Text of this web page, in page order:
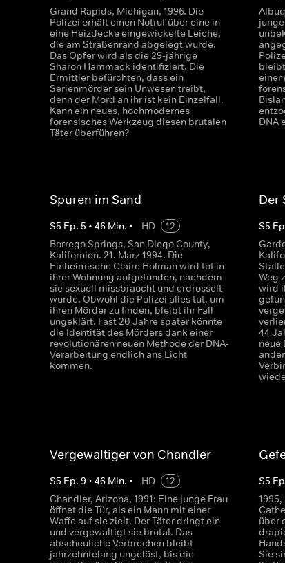
Grand Rapids, Michigan, 1996. Die
Polizei erhält einen Notruf über eine in
eine Heizdecke eingewickelte Leiche,
die am Straßenrand abgelegt wurde.
Das Opfer wird als die 29-jährige
Sharon Hammack identifiziert. Die
Ermittler befürchten, dass ein
Serienmörder sein Unwesen treibt,
denn der Mord an ihr ist kein Einzelfall.
Kann ein neues, hochmodernes
forensisches Werkzeug diesen brutalen
Täter überführen?
einer
DNA
Spuren im Sand
S5 Ep. 5 • 46 Min. • HD
12
Borrego Springs, San Diego County,
Kalifornien. 21. März 1994. Die
Einheimische Claire Holman wird tot in
ihrer Wohnung aufgefunden, nachdem
sie sexuell missbraucht und erdrosselt
wurde. Obwohl die Polizei alles tut, um
ihren Mörder zu finden, bleibt ihr Fall
ungeklärt. Fast 20 Jahre später könnte
die Identität des Mörders dank einer
revolutionären neuen Methode der DNA-
Verarbeitung endlich ans Licht
kommen.
Der
S5
Weg
wird
44
neue
Vergewaltiger von Chandler
S5 Ep. 9 • 46 Min. • HD
12
Chandler, Arizona, 1991: Eine junge Frau
öffnet die Tür, als ein Mann mit einer
Waffe auf sie zielt. Der Täter dringt ein
und vergewaltigt sie brutal. Das
abscheuliche Verbrechen bleibt
jahrzehntelang ungelöst, bis die
S5
über
Sie